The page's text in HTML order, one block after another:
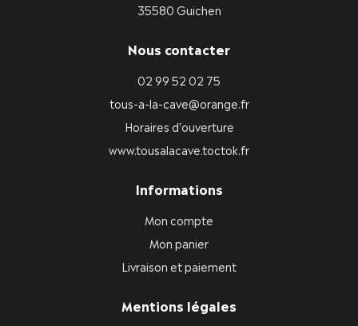
35580 Guichen
Nous contacter
02 99 52 02 75
tous-a-la-cave@orange.fr
Horaires d'ouverture
www.tousalacave.toctok.fr
Informations
Mon compte
Mon panier
Livraison et paiement
Mentions légales